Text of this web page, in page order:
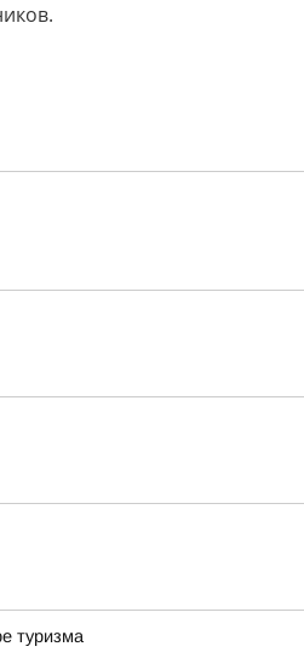
туризма